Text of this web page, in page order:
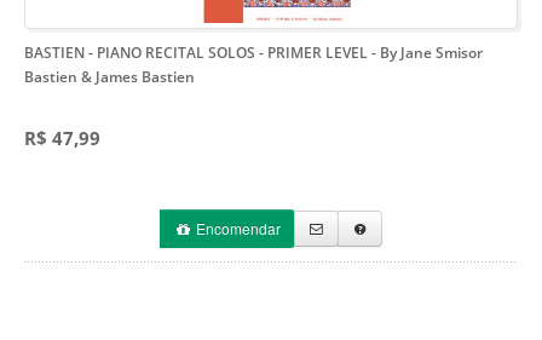
BASTIEN - PIANO RECITAL SOLOS - PRIMER LEVEL- By Jane Smisor
Bastien & James Bastien
R$ 47,99
Encomendar